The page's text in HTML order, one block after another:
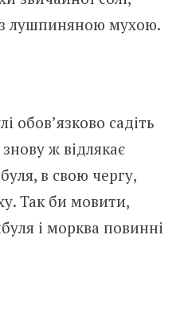
лушпиняною мухою.
обов’язково садіть
ж відлякає
в свою чергу,
Так би мовити,
і морква повинні